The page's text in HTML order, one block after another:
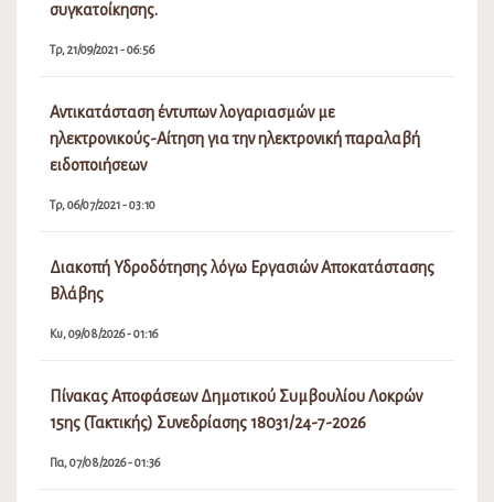
συγκατοίκησης.
Τρ, 21/09/2021 - 06:56
Αντικατάσταση έντυπων λογαριασμών με
ηλεκτρονικούς-Αίτηση για την ηλεκτρονική παραλαβή
ειδοποιήσεων
Τρ, 06/07/2021 - 03:10
Διακοπή Υδροδότησης λόγω Εργασιών Αποκατάστασης
Βλάβης
Κυ, 09/08/2026 - 01:16
Πίνακας Αποφάσεων Δημοτικού Συμβουλίου Λοκρών
15ης (Τακτικής) Συνεδρίασης 18031/24-7-2026
Πα, 07/08/2026 - 01:36